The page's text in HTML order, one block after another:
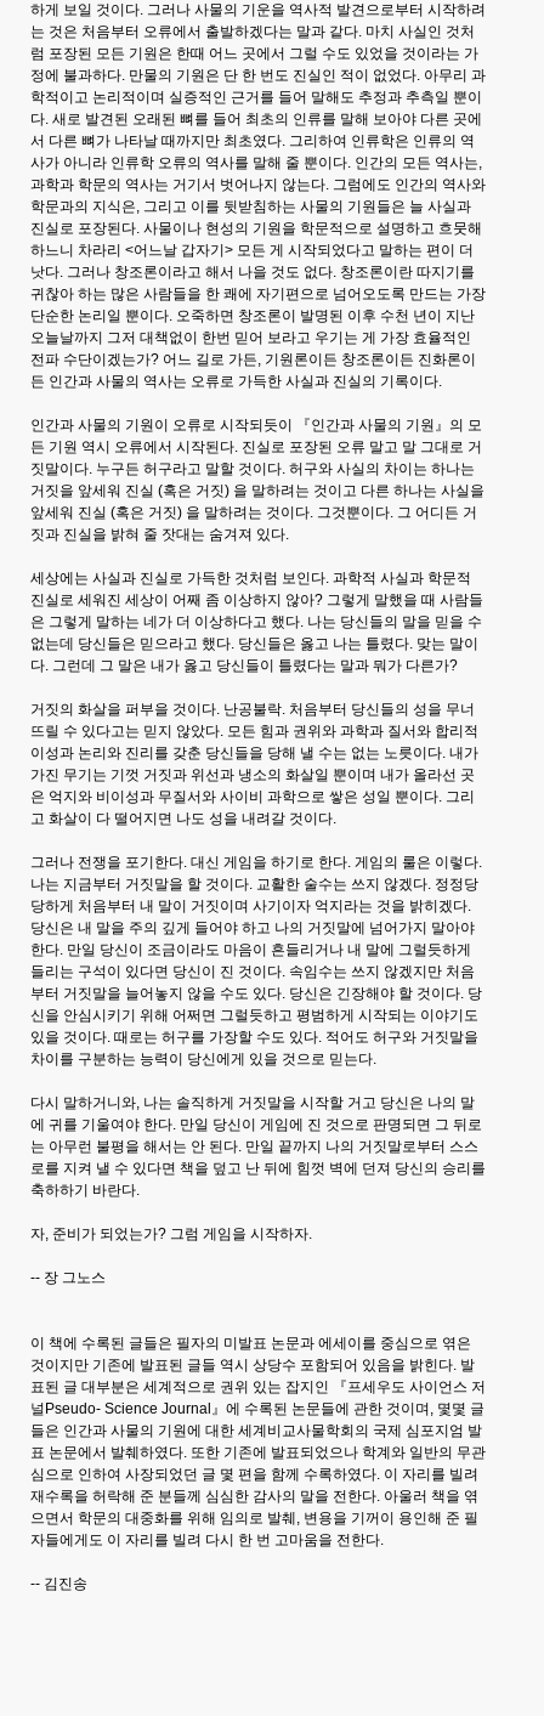
하게 보일 것이다. 그러나 사물의 기운을 역사적 발견으로부터 시작하려
는 것은 처음부터 오류에서 출발하겠다는 말과 같다. 마치 사실인 것처
럼 포장된 모든 기원은 한때 어느 곳에서 그럴 수도 있었을 것이라는 가
정에 불과하다. 만물의 기원은 단 한 번도 진실인 적이 없었다. 아무리 과
학적이고 논리적이며 실증적인 근거를 들어 말해도 추정과 추측일 뿐이
다. 새로 발견된 오래된 뼈를 들어 최초의 인류를 말해 보아야 다른 곳에
서 다른 뼈가 나타날 때까지만 최초였다. 그리하여 인류학은 인류의 역
사가 아니라 인류학 오류의 역사를 말해 줄 뿐이다. 인간의 모든 역사는,
과학과 학문의 역사는 거기서 벗어나지 않는다. 그럼에도 인간의 역사와
학문과의 지식은, 그리고 이를 뒷받침하는 사물의 기원들은 늘 사실과
진실로 포장된다. 사물이나 현성의 기원을 학문적으로 설명하고 흐뭇해
하느니 차라리 <어느날 갑자기> 모든 게 시작되었다고 말하는 편이 더
낫다. 그러나 창조론이라고 해서 나을 것도 없다. 창조론이란 따지기를
귀찮아 하는 많은 사람들을 한 쾌에 자기편으로 넘어오도록 만드는 가장
단순한 논리일 뿐이다. 오죽하면 창조론이 발명된 이후 수천 년이 지난
오늘날까지 그저 대책없이 한번 믿어 보라고 우기는 게 가장 효율적인
전파 수단이겠는가? 어느 길로 가든, 기원론이든 창조론이든 진화론이
든 인간과 사물의 역사는 오류로 가득한 사실과 진실의 기록이다.
인간과 사물의 기원이 오류로 시작되듯이 『인간과 사물의 기원』의 모
든 기원 역시 오류에서 시작된다. 진실로 포장된 오류 말고 말 그대로 거
짓말이다. 누구든 허구라고 말할 것이다. 허구와 사실의 차이는 하나는
거짓을 앞세워 진실 (혹은 거짓) 을 말하려는 것이고 다른 하나는 사실을
앞세워 진실 (혹은 거짓) 을 말하려는 것이다. 그것뿐이다. 그 어디든 거
짓과 진실을 밝혀 줄 잣대는 숨겨져 있다.
세상에는 사실과 진실로 가득한 것처럼 보인다. 과학적 사실과 학문적
진실로 세워진 세상이 어째 좀 이상하지 않아? 그렇게 말했을 때 사람들
은 그렇게 말하는 네가 더 이상하다고 했다. 나는 당신들의 말을 믿을 수
없는데 당신들은 믿으라고 했다. 당신들은 옳고 나는 틀렸다. 맞는 말이
다. 그런데 그 말은 내가 옳고 당신들이 틀렸다는 말과 뭐가 다른가?
거짓의 화살을 퍼부을 것이다. 난공불락. 처음부터 당신들의 성을 무너
뜨릴 수 있다고는 믿지 않았다. 모든 힘과 권위와 과학과 질서와 합리적
이성과 논리와 진리를 갖춘 당신들을 당해 낼 수는 없는 노릇이다. 내가
가진 무기는 기껏 거짓과 위선과 냉소의 화살일 뿐이며 내가 올라선 곳
은 억지와 비이성과 무질서와 사이비 과학으로 쌓은 성일 뿐이다. 그리
고 화살이 다 떨어지면 나도 성을 내려갈 것이다.
그러나 전쟁을 포기한다. 대신 게임을 하기로 한다. 게임의 룰은 이렇다.
나는 지금부터 거짓말을 할 것이다. 교활한 술수는 쓰지 않겠다. 정정당
당하게 처음부터 내 말이 거짓이며 사기이자 억지라는 것을 밝히겠다.
당신은 내 말을 주의 깊게 들어야 하고 나의 거짓말에 넘어가지 말아야
한다. 만일 당신이 조금이라도 마음이 흔들리거나 내 말에 그럴듯하게
들리는 구석이 있다면 당신이 진 것이다. 속임수는 쓰지 않겠지만 처음
부터 거짓말을 늘어놓지 않을 수도 있다. 당신은 긴장해야 할 것이다. 당
신을 안심시키기 위해 어쩌면 그럴듯하고 평범하게 시작되는 이야기도
있을 것이다. 때로는 허구를 가장할 수도 있다. 적어도 허구와 거짓말을
차이를 구분하는 능력이 당신에게 있을 것으로 믿는다.
다시 말하거니와, 나는 솔직하게 거짓말을 시작할 거고 당신은 나의 말
에 귀를 기울여야 한다. 만일 당신이 게임에 진 것으로 판명되면 그 뒤로
는 아무런 불평을 해서는 안 된다. 만일 끝까지 나의 거짓말로부터 스스
로를 지켜 낼 수 있다면 책을 덮고 난 뒤에 힘껏 벽에 던져 당신의 승리를
축하하기 바란다.
자, 준비가 되었는가? 그럼 게임을 시작하자.
-- 장 그노스
이 책에 수록된 글들은 필자의 미발표 논문과 에세이를 중심으로 엮은
것이지만 기존에 발표된 글들 역시 상당수 포함되어 있음을 밝힌다. 발
표된 글 대부분은 세계적으로 권위 있는 잡지인 『프세우도 사이언스 저
널Pseudo- Science Journal』에 수록된 논문들에 관한 것이며, 몇몇 글
들은 인간과 사물의 기원에 대한 세계비교사물학회의 국제 심포지엄 발
표 논문에서 발췌하였다. 또한 기존에 발표되었으나 학계와 일반의 무관
심으로 인하여 사장되었던 글 몇 편을 함께 수록하였다. 이 자리를 빌려
재수록을 허락해 준 분들께 심심한 감사의 말을 전한다. 아울러 책을 엮
으면서 학문의 대중화를 위해 임의로 발췌, 변용을 기꺼이 용인해 준 필
자들에게도 이 자리를 빌려 다시 한 번 고마움을 전한다.
-- 김진송